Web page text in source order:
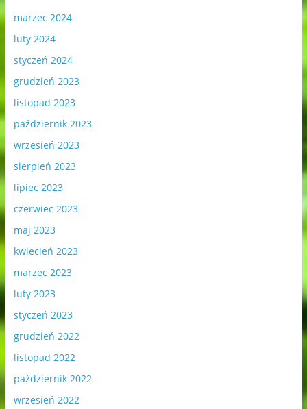
marzec 2024
luty 2024
styczeń 2024
grudzień 2023
listopad 2023
październik 2023
wrzesień 2023
sierpień 2023
lipiec 2023
czerwiec 2023
maj 2023
kwiecień 2023
marzec 2023
luty 2023
styczeń 2023
grudzień 2022
listopad 2022
październik 2022
wrzesień 2022